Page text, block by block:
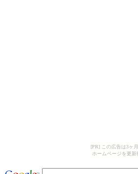
[PR] この広告は3ヶ
ホームページを更